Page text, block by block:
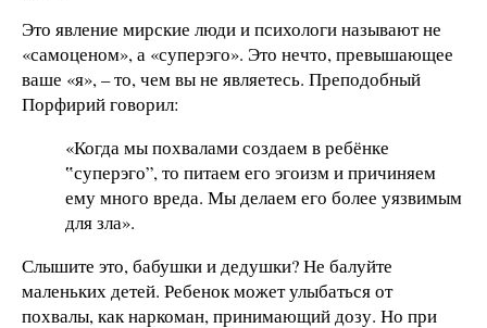
Это явление мирские люди и психологи называют не
«самоценом», а «суперэго». Это нечто, превышающее
ваше «я», – то, чем вы не являетесь. Преподобный
Порфирий говорил:
«Когда мы похвалами создаем в ребёнке
‟суперэго”, то питаем его эгоизм и причиняем
ему много вреда. Мы делаем его более уязвимым
для зла».
Слышите это, бабушки и дедушки? Не балуйте
маленьких детей. Ребенок может улыбаться от
похвалы, как наркоман, принимающий дозу. Но при